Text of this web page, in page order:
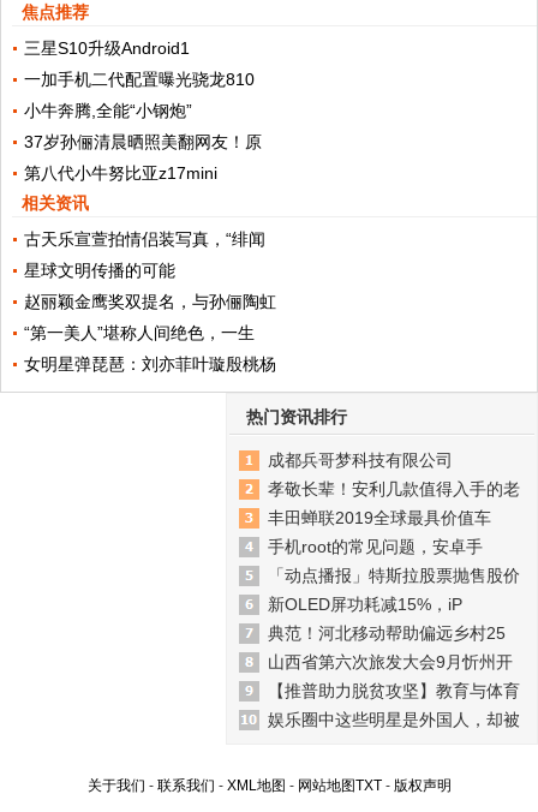
焦点推荐
三星S10升级Android1
一加手机二代配置曝光骁龙810
小牛奔腾,全能“小钢炮”
37岁孙俪清晨晒照美翻网友！原
第八代小牛努比亚z17mini
相关资讯
古天乐宣萱拍情侣装写真，“绯闻
星球文明传播的可能
赵丽颖金鹰奖双提名，与孙俪陶虹
“第一美人”堪称人间绝色，一生
女明星弹琵琶：刘亦菲叶璇殷桃杨
热门资讯排行
成都兵哥梦科技有限公司
孝敬长辈！安利几款值得入手的老
丰田蝉联2019全球最具价值车
手机root的常见问题，安卓手
「动点播报」特斯拉股票抛售股价
新OLED屏功耗减15%，iP
典范！河北移动帮助偏远乡村25
山西省第六次旅发大会9月忻州开
【推普助力脱贫攻坚】教育与体育
娱乐圈中这些明星是外国人，却被
关于我们 - 联系我们 - XML地图 - 网站地图TXT- 版权声明